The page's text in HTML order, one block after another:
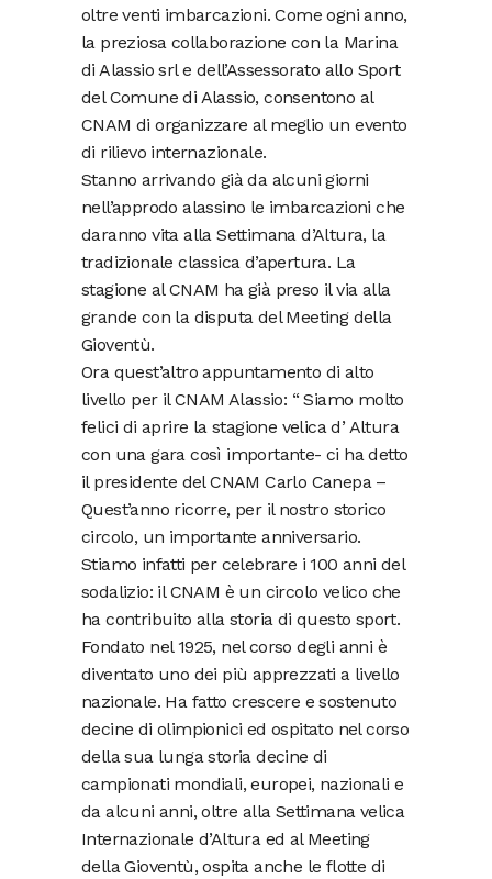
oltre venti imbarcazioni. Come ogni anno,
la preziosa collaborazione con la Marina
di Alassio srl e dell’Assessorato allo Sport
del Comune di Alassio, consentono al
CNAM di organizzare al meglio un evento
di rilievo internazionale.
Stanno arrivando già da alcuni giorni
nell’approdo alassino le imbarcazioni che
daranno vita alla Settimana d’Altura, la
tradizionale classica d’apertura. La
stagione al CNAM ha già preso il via alla
grande con la disputa del Meeting della
Gioventù.
Ora quest’altro appuntamento di alto
livello per il CNAM Alassio: “ Siamo molto
felici di aprire la stagione velica d’ Altura
con una gara così importante- ci ha detto
il presidente del CNAM Carlo Canepa –
Quest’anno ricorre, per il nostro storico
circolo, un importante anniversario.
Stiamo infatti per celebrare i 100 anni del
sodalizio: il CNAM è un circolo velico che
ha contribuito alla storia di questo sport.
Fondato nel 1925, nel corso degli anni è
diventato uno dei più apprezzati a livello
nazionale. Ha fatto crescere e sostenuto
decine di olimpionici ed ospitato nel corso
della sua lunga storia decine di
campionati mondiali, europei, nazionali e
da alcuni anni, oltre alla Settimana velica
Internazionale d’Altura ed al Meeting
della Gioventù, ospita anche le flotte di